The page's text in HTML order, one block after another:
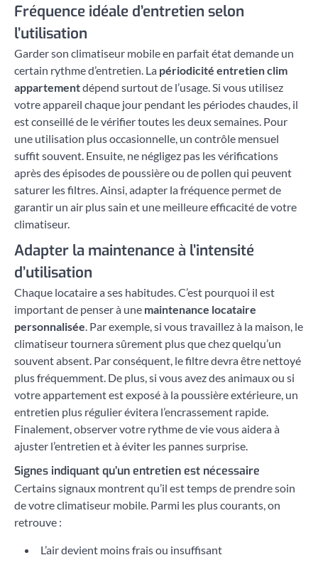
Fréquence idéale d’entretien selon
l’utilisation
Garder son climatiseur mobile en parfait état demande un
certain rythme d’entretien. La périodicité entretien clim
appartementdépend surtout de l’usage. Si vous utilisez
votre appareil chaque jour pendant les périodes chaudes, il
est conseillé de le vérifier toutes les deux semaines. Pour
une utilisation plus occasionnelle, un contrôle mensuel
suffit souvent. Ensuite, ne négligez pas les vérifications
après des épisodes de poussière ou de pollen qui peuvent
saturer les filtres. Ainsi, adapter la fréquence permet de
garantir un air plus sain et une meilleure efficacité de votre
climatiseur.
Adapter la maintenance à l’intensité
d’utilisation
Chaque locataire a ses habitudes. C’est pourquoi il est
important de penser à une maintenance locataire
personnalisée . Par exemple, si vous travaillez à la maison, le
climatiseur tournera sûrement plus que chez quelqu’un
souvent absent. Par conséquent, le filtre devra être nettoyé
plus fréquemment. De plus, si vous avez des animaux ou si
votre appartement est exposé à la poussière extérieure, un
entretien plus régulier évitera l’encrassement rapide.
Finalement, observer votre rythme de vie vous aidera à
ajuster l’entretien et à éviter les pannes surprise.
Signes indiquant qu’un entretien est nécessaire
Certains signaux montrent qu’il est temps de prendre soin
de votre climatiseur mobile. Parmi les plus courants, on
retrouve :
L’air devient moins frais ou insuffisant